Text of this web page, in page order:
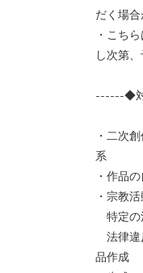
だく場
・こち
し次第
------◆
・二次
系
・作品
・宗教
特定の
法律違
品作成